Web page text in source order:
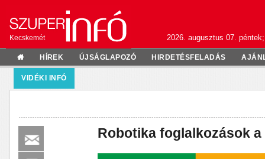
Kecskemét 2026. augusztus 07.
HÍREK ÚJSÁGLAPOZÓ HIRDETÉSFELADÁS
VIDÉKI INFÓ
Robotika foglalkozások